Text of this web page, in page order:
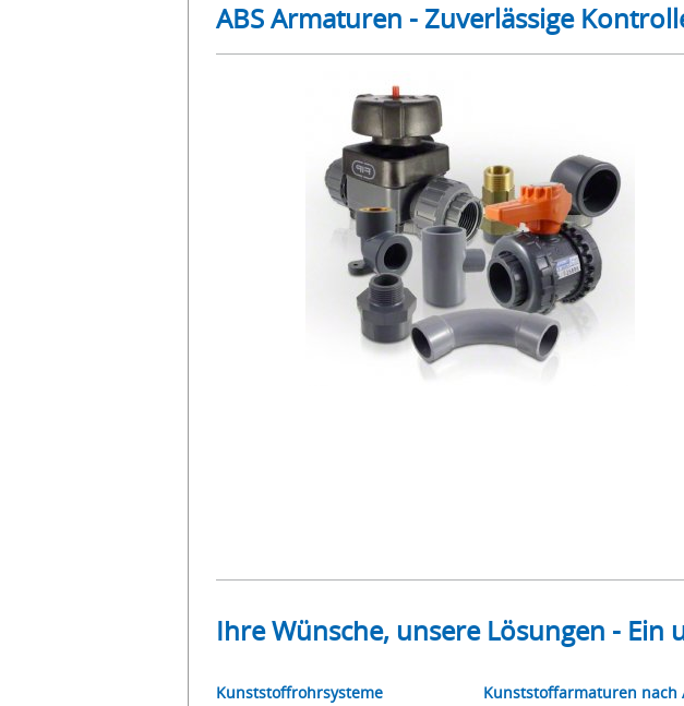
ABS Armaturen - Zuverlässige
Ihre Wünsche, unsere Lösungen -
Kunststoffrohrsysteme Kunststoffarmaturen nach